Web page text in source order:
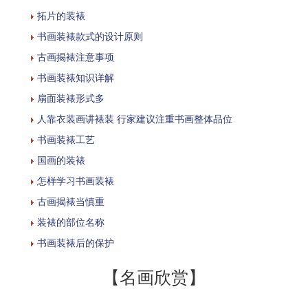
拓片的装裱
书画装裱款式的设计原则
古画揭裱注意事项
书画装裱知识详解
扇面装裱形式多
人靠衣装画讲裱装 行家建议注重书画整体品位
书画装裱工艺
国画的装裱
怎样学习书画装裱
古画揭裱当慎重
装裱的部位名称
书画装裱后的保护
【名画欣赏】